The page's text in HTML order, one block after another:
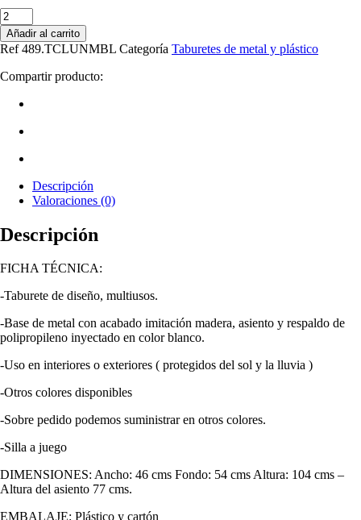
Cantidad
de
Taburete
CLUNY,
metal
madera,
blanco
Añadir al carrito
Ref 489.TCLUNMBL Categoría Taburetes de metal y plástico
Compartir producto:
Descripción
Valoraciones (0)
Descripción
FICHA TÉCNICA:
-Taburete de diseño, multiusos.
-Base de metal con acabado imitación madera, asiento y respaldo de
polipropileno inyectado en color blanco.
-Uso en interiores o exteriores ( protegidos del sol y la lluvia )
-Otros colores disponibles
-Sobre pedido podemos suministrar en otros colores.
-Silla a juego
DIMENSIONES: Ancho: 46 cms Fondo: 54 cms Altura: 104 cms –
Altura del asiento 77 cms.
EMBALAJE: Plástico y cartón